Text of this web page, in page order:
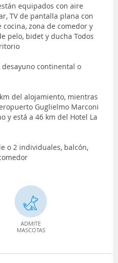
equipados con aire
TV de pantalla plana con
zona de comedor y
pelo, bidet y ducha Todos
desayuno continental o
del alojamiento, mientras
Guglielmo Marconi
y está a 46 km del Hotel La
o 2 individuales, balcón,
ADMITE
MASCOTAS